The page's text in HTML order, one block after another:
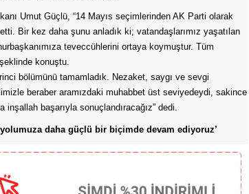
Umut Güçlü, “14 Mayıs seçimlerinden AK Parti olarak
Bir kez daha şunu anladık ki; vatandaşlarımız yaşatılan
teveccühlerini ortaya koymuştur. Tüm
konuştu.
bölümünü tamamladık. Nezaket, saygı ve sevgi
beraber aramızdaki muhabbet üst seviyedeydi, sakince
başarıyla sonuçlandıracağız” dedi.
daha güçlü bir biçimde devam ediyoruz’